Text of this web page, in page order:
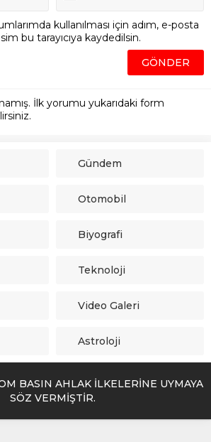
kullanılması için adım, e-posta
bu tarayıcıya kaydedilsin.
İlk yorumu yukarıdaki form
Gündem
Otomobil
Biyografi
Teknoloji
Video Galeri
Astroloji
BASIN AHLAK İLKELERİNE UYMAYA
SÖZ VERMİŞTİR.